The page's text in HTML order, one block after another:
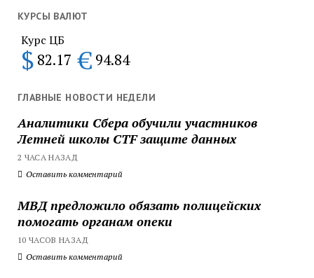
КУРСЫ ВАЛЮТ
Курс ЦБ
$ 82.17 € 94.84
ГЛАВНЫЕ НОВОСТИ НЕДЕЛИ
Аналитики Сбера обучили участников
Летней школы CTF защите данных
2 ЧАСА НАЗАД
Оставить комментарий
МВД предложило обязать полицейских
помогать органам опеки
10 ЧАСОВ НАЗАД
Оставить комментарий